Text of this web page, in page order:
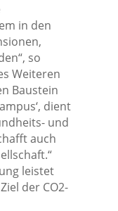
in den
so
Weiteren
Baustein
dient
und
auch
leistet
der CO2-